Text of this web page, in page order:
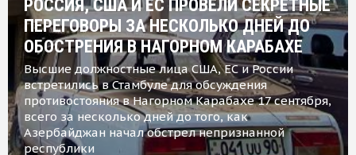
РОССИЯ, США И ЕС ПРОВЕЛИ СЕКРЕТНЫЕ
ПЕРЕГОВОРЫ ЗА НЕСКОЛЬКО ДНЕЙ ДО
ОБОСТРЕНИЯ В НАГОРНОМ КАРАБАХЕ
Высшие должностные лица США, ЕС и России
встретились в Стамбуле для обсуждения
противостояния в Нагорном Карабахе 17 сентября,
всего за несколько дней до того, как
Азербайджан начал обстрел непризнанной
республики